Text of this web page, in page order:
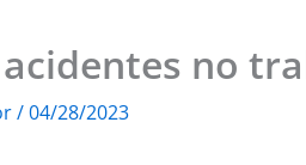
no
/04/28/2023